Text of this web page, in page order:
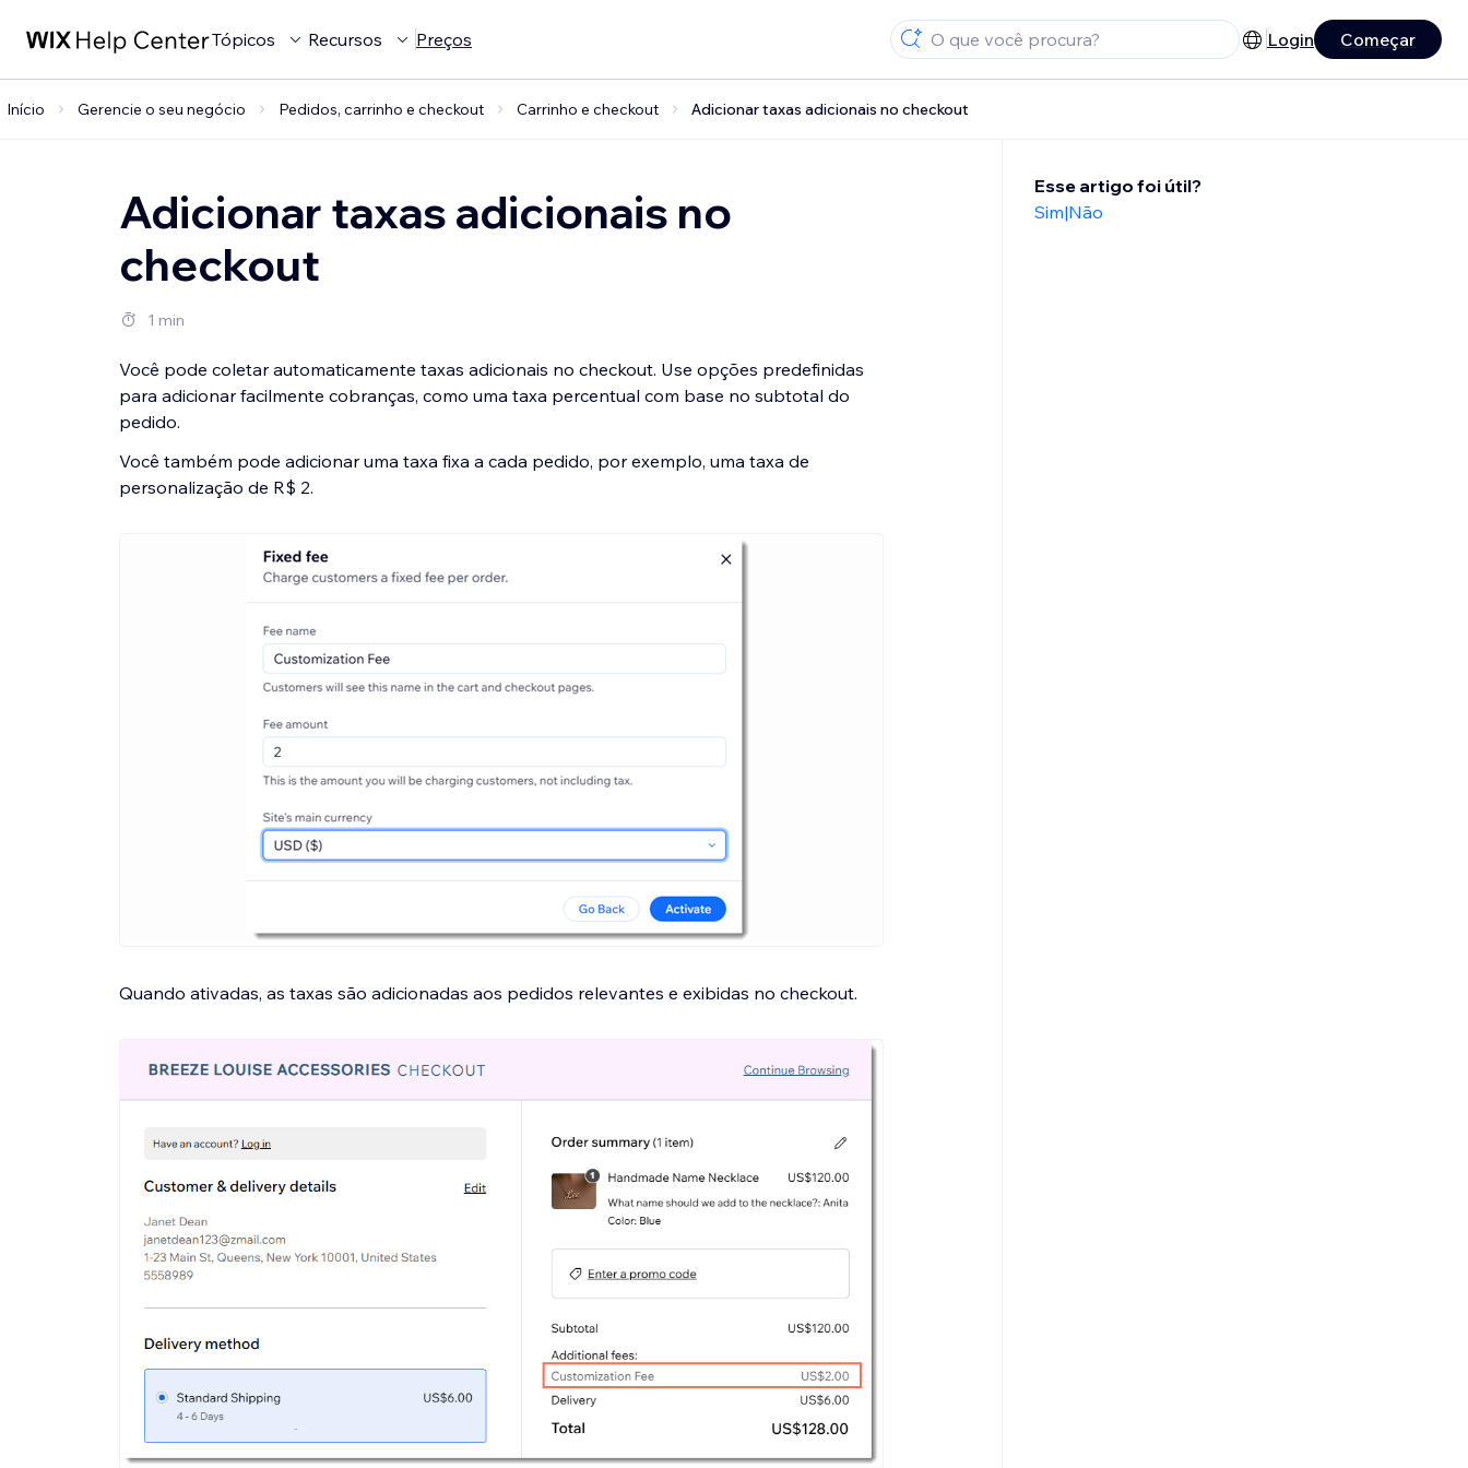
Tópicos Recursos Preços Login Começar
Início Gerencie o seu negócio Pedidos, carrinho e checkout Carrinho e checkout Adicionar taxas adicionais no checkout
Adicionar taxas adicionais no
checkout
1 min
Você pode coletar automaticamente taxas adicionais no checkout. Use opções predefinidas
para adicionar facilmente cobranças, como uma taxa percentual com base no subtotal do
pedido.
Você também pode adicionar uma taxa fixa a cada pedido, por exemplo, uma taxa de
personalização de R$ 2.
Quando ativadas, as taxas são adicionadas aos pedidos relevantes e exibidas no checkout.
Esse artigo foi útil?
Sim|Não